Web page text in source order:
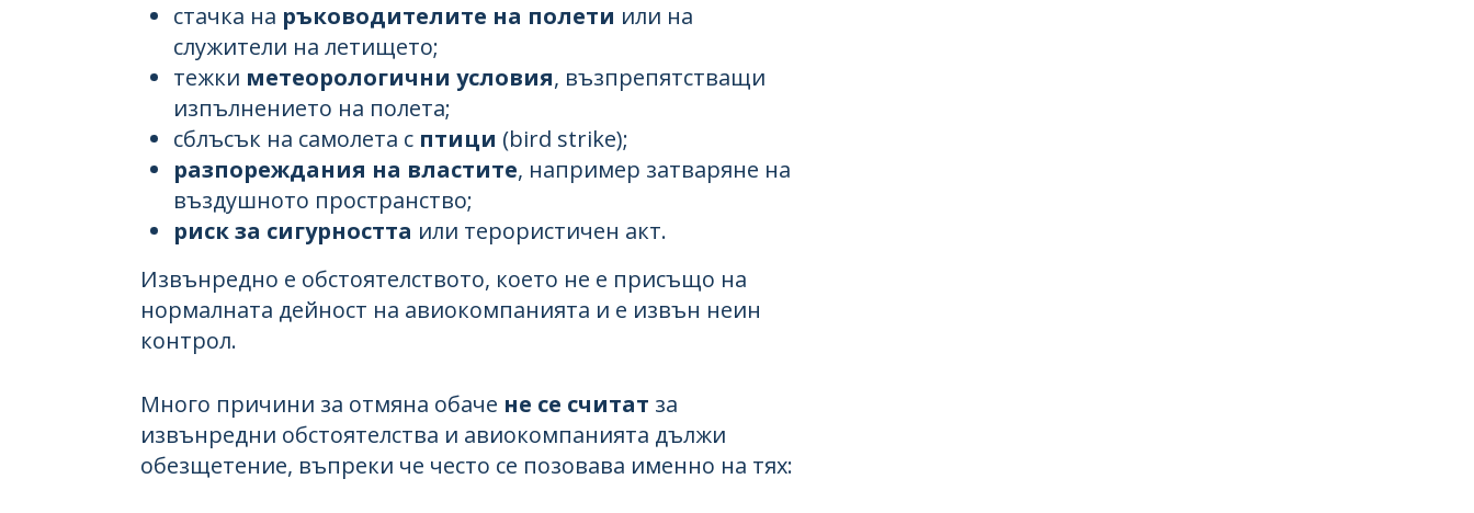
стачка на ръководителите на полети или на
служители на летището;
тежки метеорологични условия, възпрепятстващи
изпълнението на полета;
сблъсък на самолета с птици (bird strike);
разпореждания на властите, например затваряне на
въздушното пространство;
риск за сигурността или терористичен акт.
Извънредно е обстоятелството, което не е присъщо на
нормалната дейност на авиокомпанията и е извън неин
контрол.
Много причини за отмяна обаче не се считат за
извънредни обстоятелства и авиокомпанията дължи
обезщетение, въпреки че често се позовава именно на тях: